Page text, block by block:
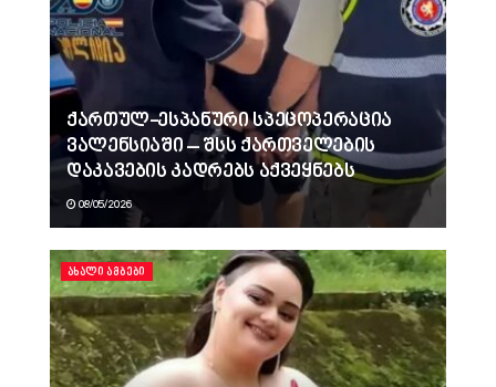
ქართულ-ესპანური სპეცოპერაცია
ვალენსიაში – შსს ქართველების
დაკავების კადრებს აქვეყნებს
08/05/2026
ᲐᲮᲐᲚᲘ ᲐᲛᲑᲔᲑᲘ